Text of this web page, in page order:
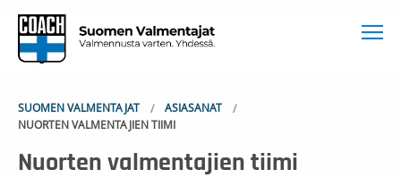
SUOMEN VALMENTAJAT
ASIASANAT
NUORTEN VALMENTAJIEN TIIMI
Nuorten valmentajien tiimi